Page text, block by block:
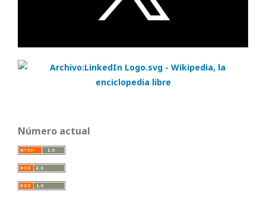
Número actual